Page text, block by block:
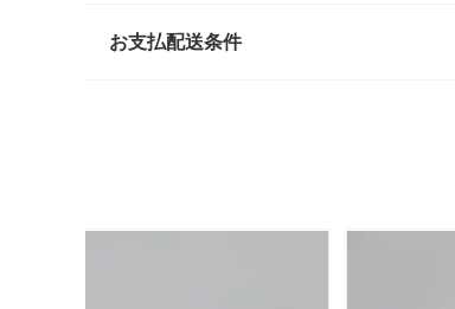
お支払配送条件